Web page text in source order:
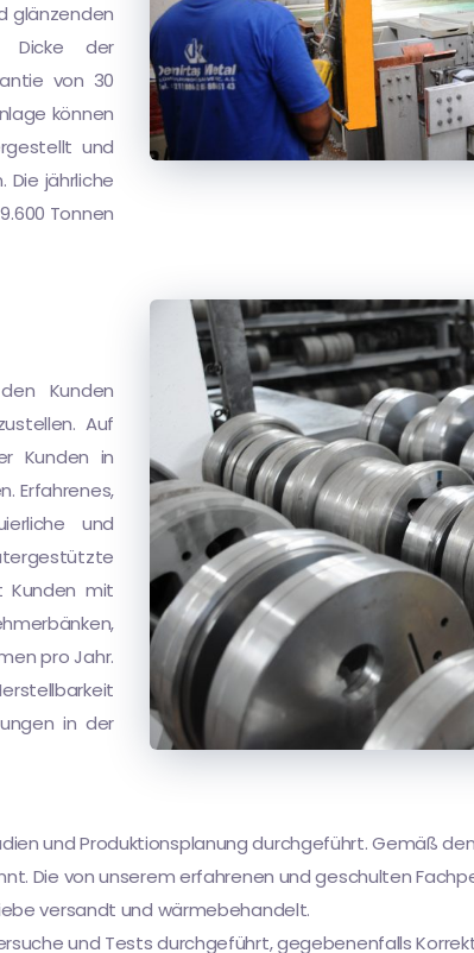
glänzenden
Dicke der
von 30
können
und
Die jährliche
Tonnen
Kunden
Auf
Kunden in
Erfahrenes,
und
Kunden mit
pro Jahr.
in der
und Produktionsplanung durchgeführt. Gemäß
Die von unserem erfahrenen und geschulten
versandt und wärmebehandelt.
und Tests durchgeführt, gegebenenfalls